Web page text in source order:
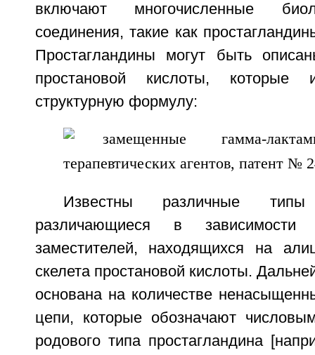
включают многочисленные
соединения, такие как
Простагландины могут быть
простановой кислоты, которые
структурную формулу:
Известны различные типы
различающиеся в
заместителей, находящихся на
скелета простановой кислоты.
основана на количестве
цепи, которые обозначают
родового типа простагландина